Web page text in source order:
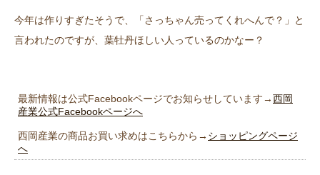
今年は作りすぎたそうで、「さっちゃん売ってくれへんで？」と
言われたのですが、葉牡丹ほしい人っているのかなー？
最新情報は公式Facebookページでお知らせしています→西岡
産業公式Facebookページへ
西岡産業の商品お買い求めはこちらから→ ショッピングページ
へ